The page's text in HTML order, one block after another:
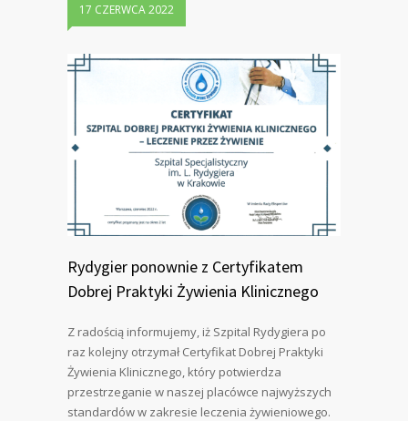
17 CZERWCA 2022
Rydygier ponownie z Certyfikatem
Dobrej Praktyki Żywienia Klinicznego
Z radością informujemy, iż Szpital Rydygiera po
raz kolejny otrzymał Certyfikat Dobrej Praktyki
Żywienia Klinicznego, który potwierdza
przestrzeganie w naszej placówce najwyższych
standardów w zakresie leczenia żywieniowego.